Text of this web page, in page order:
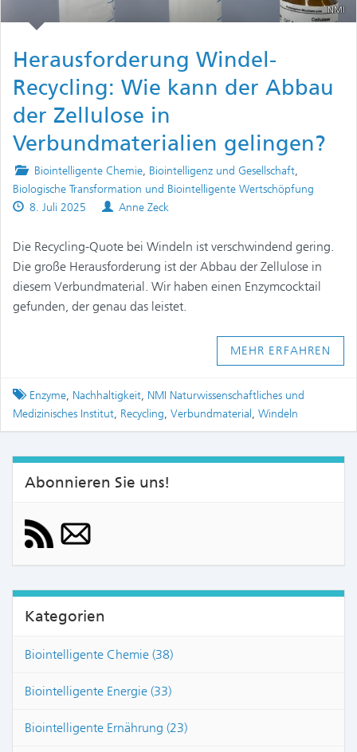
NMI
Herausforderung Windel-
Recycling: Wie kann der Abbau
der Zellulose in
Verbundmaterialien gelingen?
Posted
in
Biointelligente Chemie, Biointelligenz und Gesellschaft,
Biologische Transformation und Biointelligente Wertschöpfung
Published
8. Juli 2025 Authors
Anne Zeck
Die Recycling-Quote bei Windeln ist verschwindend gering.
Die große Herausforderung ist der Abbau der Zellulose in
diesem Verbundmaterial. Wir haben einen Enzymcocktail
gefunden, der genau das leistet.
MEHR ERFAHREN
Tagged
Enzyme, Nachhaltigkeit, NMI Naturwissenschaftliches und
Medizinisches Institut, Recycling, Verbundmaterial , Windeln
Abonnieren Sie uns!
Kategorien
Biointelligente Chemie (38)
Biointelligente Energie (33)
Biointelligente Ernährung (23)